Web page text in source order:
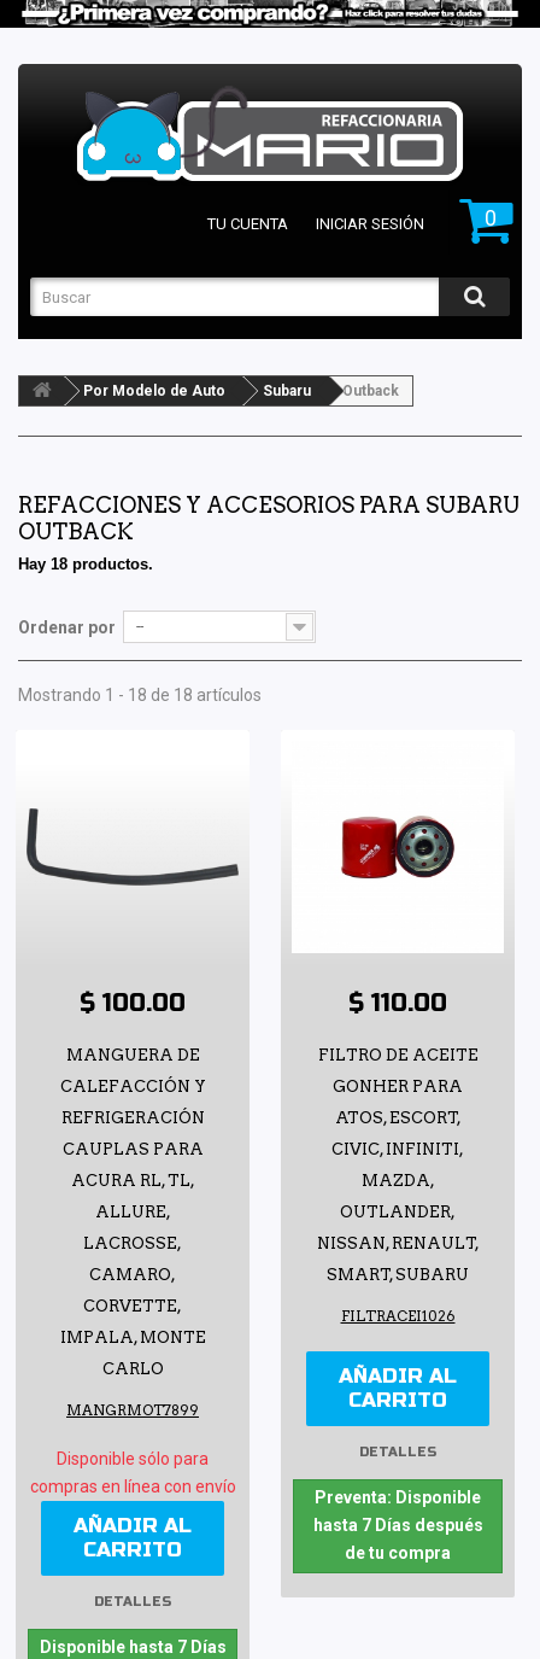
0
TU CUENTA INICIAR SESIÓN
Por Modelo de Auto Subaru Outback
REFACCIONES Y ACCESORIOS PARA SUBARU
OUTBACK
Hay 18 productos.
Ordenar por --
Mostrando 1 - 18 de 18 artículos
$ 100.00
MANGUERA DE
CALEFACCIÓN Y
REFRIGERACIÓN
CAUPLAS PARA
ACURA RL, TL,
ALLURE,
LACROSSE,
CAMARO,
CORVETTE,
IMPALA, MONTE
CARLO
MANGRMOT7899
Disponible sólo para
compras en línea con envío
AÑADIR AL
CARRITO
DETALLES
Disponible hasta 7 Días
$ 110.00
FILTRO DE ACEITE
GONHER PARA
ATOS, ESCORT,
CIVIC, INFINITI,
MAZDA,
OUTLANDER,
NISSAN, RENAULT,
SMART, SUBARU
FILTRACEI1026
AÑADIR AL
CARRITO
DETALLES
Preventa: Disponible
hasta 7 Días después
de tu compra